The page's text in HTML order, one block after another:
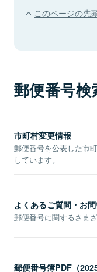
このページの先
郵便番号
市町村変更情報
郵便番号を公表した市
しています。
よくあるご質問・お
郵便番号に関するさま
郵便番号簿PDF（